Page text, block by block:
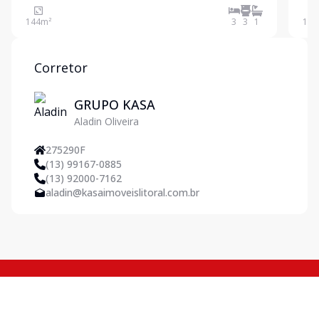
ideal para quem busca conforto, praticidade e uma
excelente localização. Características do imóvel 3
144m² 3 3 1 142
Corretor
GRUPO KASA
Aladin Oliveira
275290F
(13) 99167-0885
(13) 92000-7162
aladin@kasaimoveislitoral.com.br